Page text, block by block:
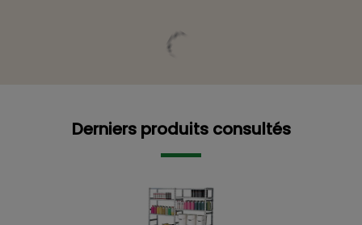
Derniers produits consultés